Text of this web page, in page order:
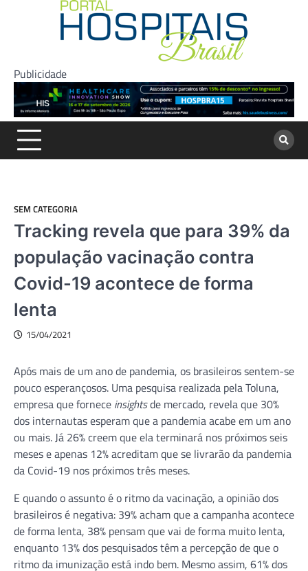
Publicidade
SEM CATEGORIA
Tracking revela que para 39% da
população vacinação contra
Covid-19 acontece de forma
lenta
15/04/2021
Após mais de um ano de pandemia, os brasileiros sentem-se
pouco esperançosos. Uma pesquisa realizada pela Toluna,
empresa que fornece insightsde mercado, revela que 30%
dos internautas esperam que a pandemia acabe em um ano
ou mais. Já 26% creem que ela terminará nos próximos seis
meses e apenas 12% acreditam que se livrarão da pandemia
da Covid-19 nos próximos três meses.
E quando o assunto é o ritmo da vacinação, a opinião dos
brasileiros é negativa: 39% acham que a campanha acontece
de forma lenta, 38% pensam que vai de forma muito lenta,
enquanto 13% dos pesquisados têm a percepção de que o
ritmo da imunização está indo bem. Mesmo assim, 61% dos